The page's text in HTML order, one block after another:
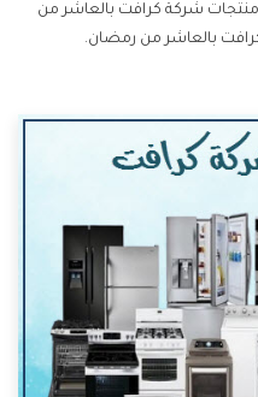
شركة كرافت بالعاشر من
بالعاشر من رمضان.